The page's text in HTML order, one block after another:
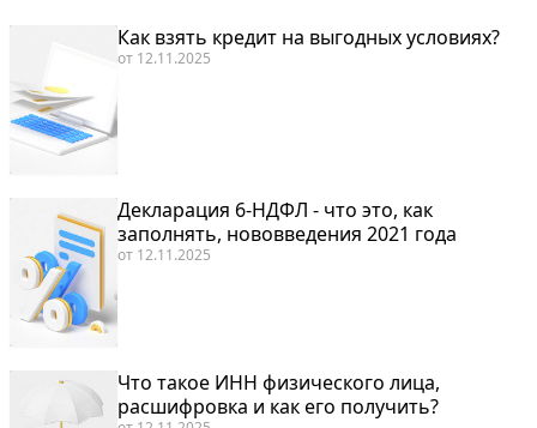
Как взять кредит на выгодных условиях?
от 12.11.2025
Декларация 6-НДФЛ - что это, как
заполнять, нововведения 2021 года
от 12.11.2025
Что такое ИНН физического лица,
расшифровка и как его получить?